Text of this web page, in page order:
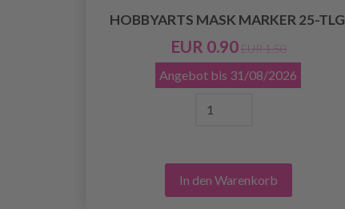
HOBBYARTS MASK MARKER 25-TLG
EUR 0.90EUR 1.50
Angebot bis 31/08/2026
In den Warenkorb